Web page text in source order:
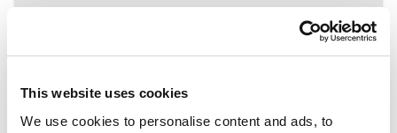
This website uses cookies
We use cookies to personalise content and ads, to